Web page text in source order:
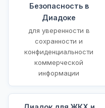
Безопасность в
Диадоке
для уверенности в
сохранности и
конфиденциальности
коммерческой
информации